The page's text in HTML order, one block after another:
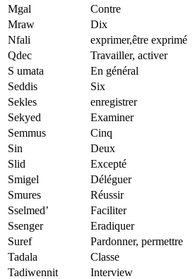
Mgal
Contre
Mraw
Dix
Nfali
exprimer,être exprimé
Qdec
Travailler, activer
S umata
En général
Seddis
Six
Sekles
enregistrer
Sekyed
Examiner
Semmus
Cinq
Sin
Deux
Slid
Excepté
Smigel
Déléguer
Smures
Réussir
Sselmed’
Faciliter
Ssenger
Eradiquer
Suref
Pardonner, permettre
Tadala
Classe
Tadiwennit
Interview